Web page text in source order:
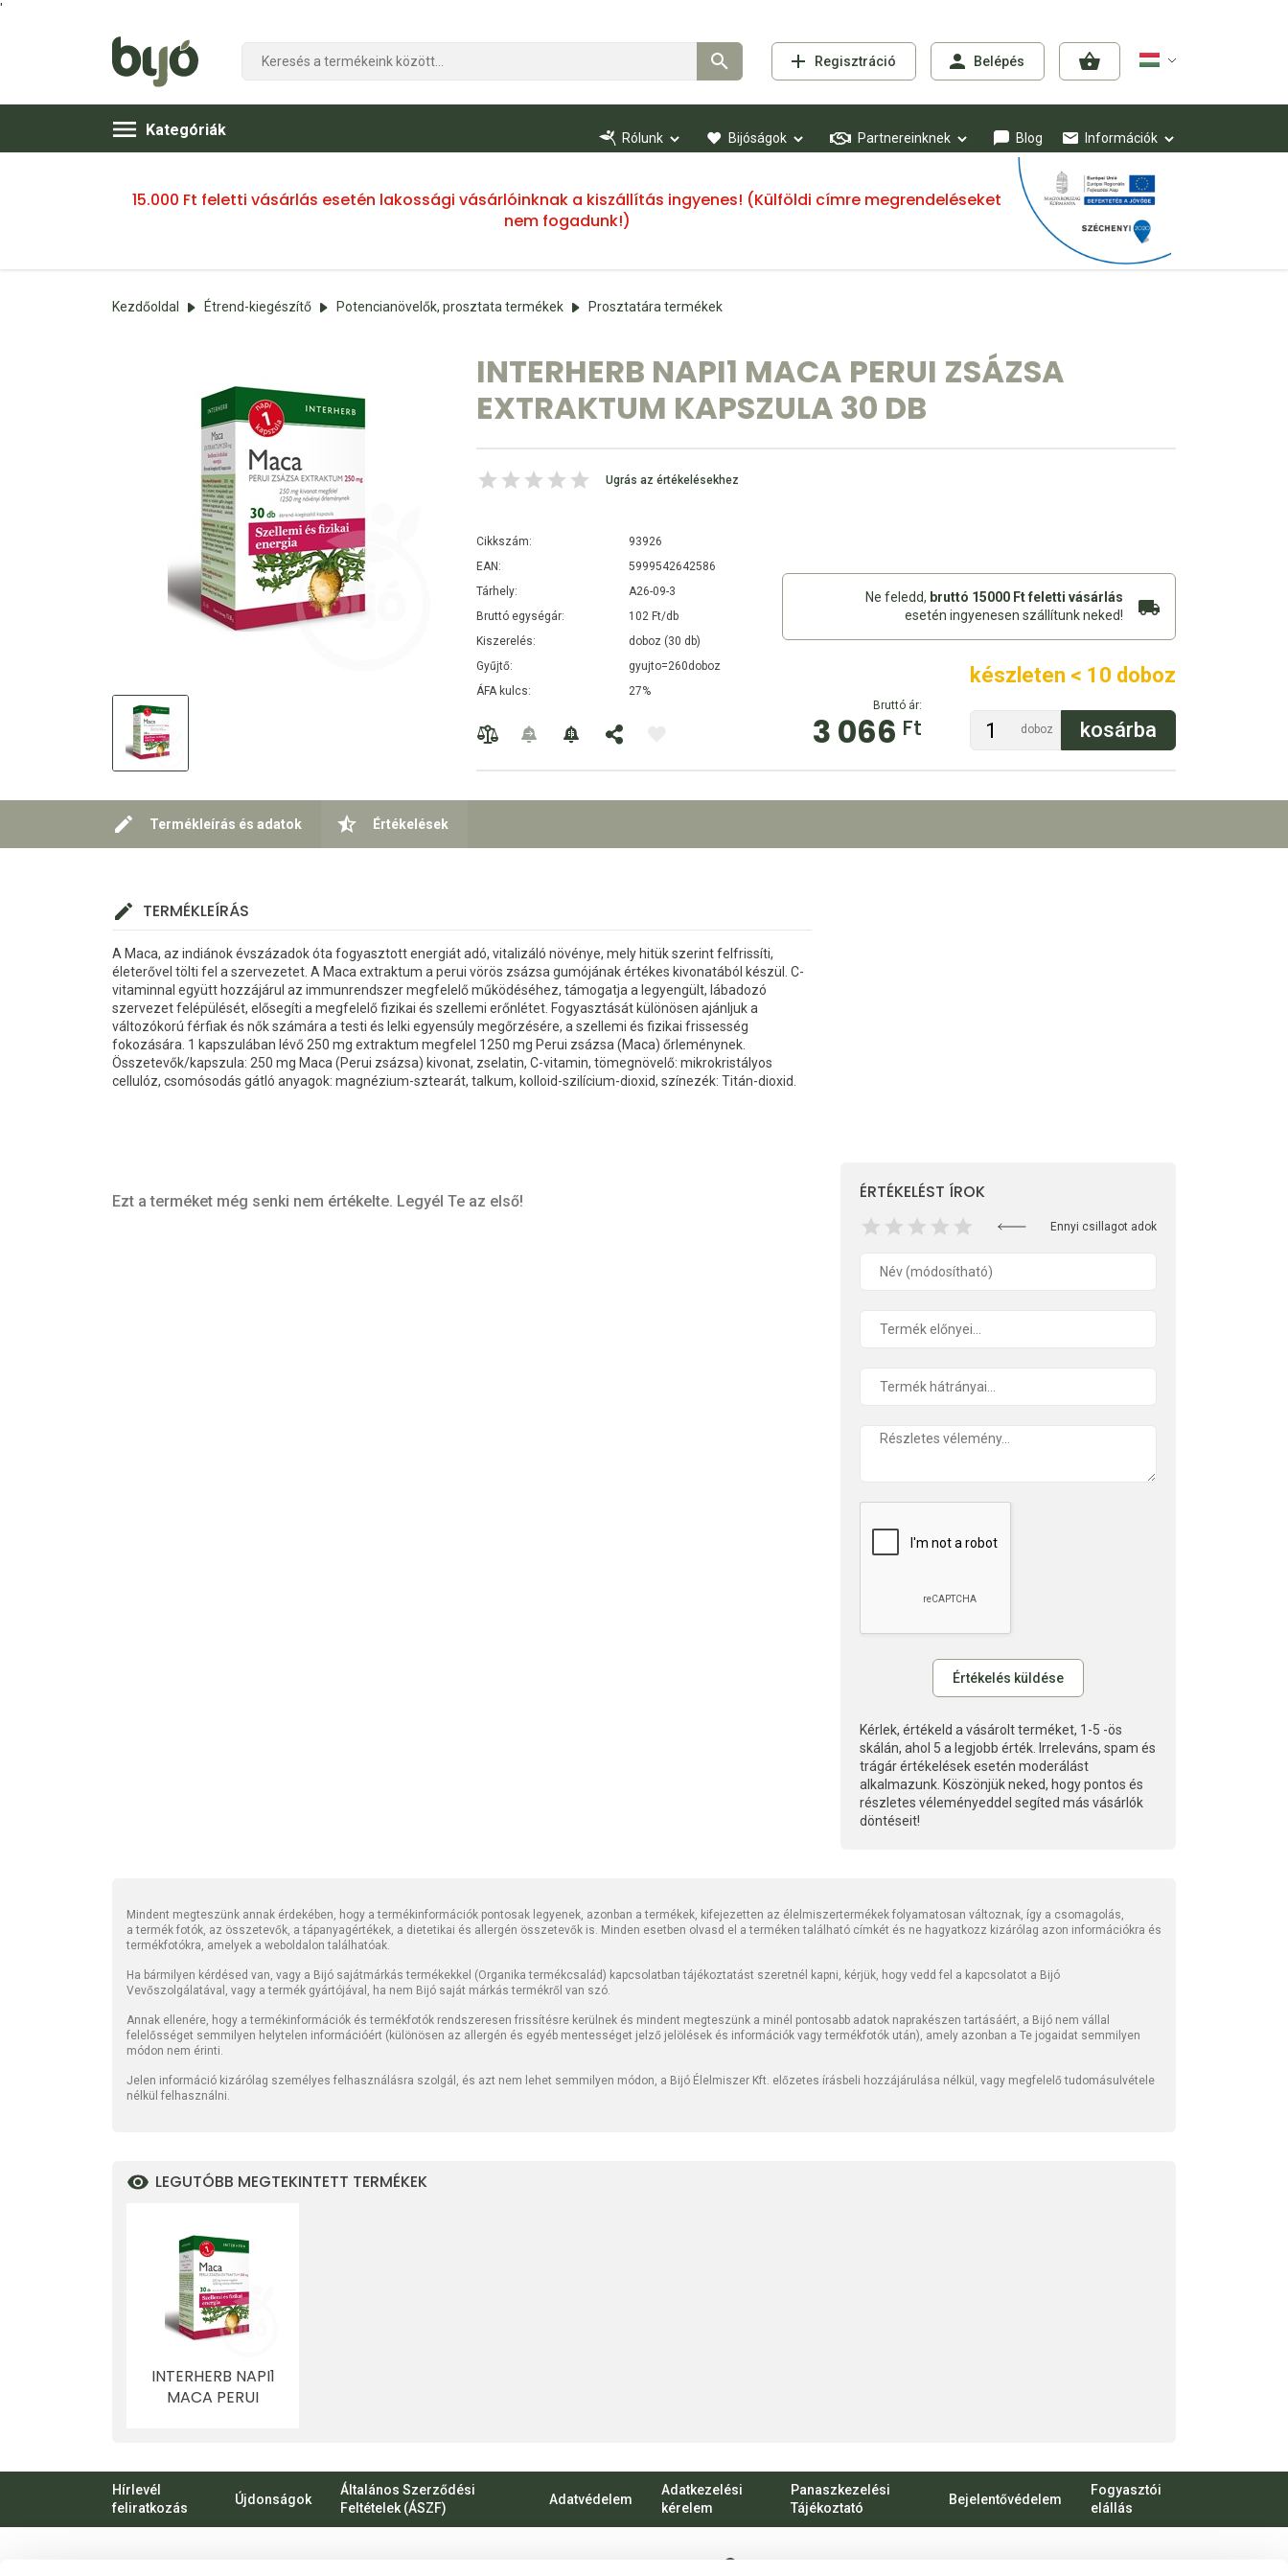
'
Regisztráció Belépés
Kategóriák Rólunk Bijóságok Partnereinknek Blog Információk
15.000 Ft feletti vásárlás esetén lakossági vásárlóinknak a kiszállítás ingyenes! (Külföldi címre megrendeléseket
nem fogadunk!)
Kezdőoldal Étrend-kiegészítő Potencianövelők, prosztata termékek Prosztatára termékek
INTERHERB NAPI1 MACA PERUI ZSÁZSA
EXTRAKTUM KAPSZULA 30 DB
Ugrás az értékelésekhez
Cikkszám:
93926
EAN:
5999542642586
Tárhely:
A26-09-3
Bruttó egységár:
102 Ft/db
Kiszerelés:
doboz (30 db)
Gyűjtő:
gyujto=260doboz
ÁFA kulcs:
27%
Ne feledd, bruttó 15000 Ft feletti vásárlás
esetén ingyenesen szállítunk neked!
Bruttó ár:
3 066 Ft
készleten < 10 doboz
doboz
Termékleírás és adatok Értékelések
TERMÉKLEÍRÁS
A Maca, az indiánok évszázadok óta fogyasztott energiát adó, vitalizáló növénye, mely hitük szerint felfrissíti,
életerővel tölti fel a szervezetet. A Maca extraktum a perui vörös zsázsa gumójának értékes kivonatából készül. C-
vitaminnal együtt hozzájárul az immunrendszer megfelelő működéséhez, támogatja a legyengült, lábadozó
szervezet felépülését, elősegíti a megfelelő fizikai és szellemi erőnlétet. Fogyasztását különösen ajánljuk a
változókorú férfiak és nők számára a testi és lelki egyensúly megőrzésére, a szellemi és fizikai frissesség
fokozására. 1 kapszulában lévő 250 mg extraktum megfelel 1250 mg Perui zsázsa (Maca) őrleménynek.
Összetevők/kapszula: 250 mg Maca (Perui zsázsa) kivonat, zselatin, C-vitamin, tömegnövelő: mikrokristályos
cellulóz, csomósodás gátló anyagok: magnézium-sztearát, talkum, kolloid-szilícium-dioxid, színezék: Titán-dioxid.
Ezt a terméket még senki nem értékelte. Legyél Te az első! ÉRTÉKELÉST ÍROK
Ennyi csillagot adok
Kérlek, értékeld a vásárolt terméket, 1-5 -ös
skálán, ahol 5 a legjobb érték. Irreleváns, spam és
trágár értékelések esetén moderálást
alkalmazunk. Köszönjük neked, hogy pontos és
részletes véleményeddel segíted más vásárlók
döntéseit!
Mindent megteszünk annak érdekében, hogy a termékinformációk pontosak legyenek, azonban a termékek, kifejezetten az élelmiszertermékek folyamatosan változnak, így a csomagolás,
a termék fotók, az összetevők, a tápanyagértékek, a dietetikai és allergén összetevők is. Minden esetben olvasd el a terméken található címkét és ne hagyatkozz kizárólag azon információkra és
termékfotókra, amelyek a weboldalon találhatóak.
Ha bármilyen kérdésed van, vagy a Bijó sajátmárkás termékekkel (Organika termékcsalád) kapcsolatban tájékoztatást szeretnél kapni, kérjük, hogy vedd fel a kapcsolatot a Bijó
Vevőszolgálatával, vagy a termék gyártójával, ha nem Bijó saját márkás termékről van szó.
Annak ellenére, hogy a termékinformációk és termékfotók rendszeresen frissítésre kerülnek és mindent megteszünk a minél pontosabb adatok naprakészen tartásáért, a Bijó nem vállal
felelősséget semmilyen helytelen információért (különösen az allergén és egyéb mentességet jelző jelölések és információk vagy termékfotók után), amely azonban a Te jogaidat semmilyen
módon nem érinti.
Jelen információ kizárólag személyes felhasználásra szolgál, és azt nem lehet semmilyen módon, a Bijó Élelmiszer Kft. előzetes írásbeli hozzájárulása nélkül, vagy megfelelő tudomásulvétele
nélkül felhasználni.
LEGUTÓBB MEGTEKINTETT TERMÉKEK
INTERHERB NAPI1
MACA PERUI
Hírlevél
feliratkozás
Újdonságok
Általános Szerződési
Feltételek (ÁSZF)
Adatvédelem
Adatkezelési
kérelem
Panaszkezelési
Tájékoztató
Bejelentővédelem
Fogyasztói
elállás